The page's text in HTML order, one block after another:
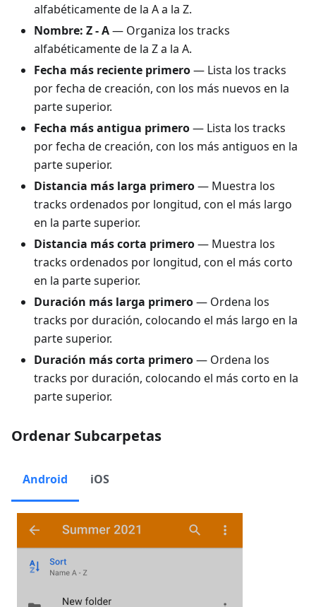
alfabéticamente de la A a la Z.
Nombre: Z - A— Organiza los tracks
alfabéticamente de la Z a la A.
Fecha más reciente primero— Lista los tracks
por fecha de creación, con los más nuevos en la
parte superior.
Fecha más antigua primero— Lista los tracks
por fecha de creación, con los más antiguos en la
parte superior.
Distancia más larga primero— Muestra los
tracks ordenados por longitud, con el más largo
en la parte superior.
Distancia más corta primero— Muestra los
tracks ordenados por longitud, con el más corto
en la parte superior.
Duración más larga primero— Ordena los
tracks por duración, colocando el más largo en la
parte superior.
Duración más corta primero— Ordena los
tracks por duración, colocando el más corto en la
parte superior.
Ordenar Subcarpetas
Android iOS